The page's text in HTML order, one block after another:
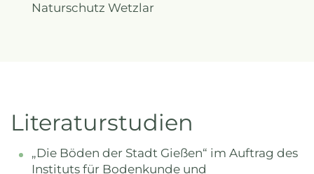
Naturschutz Wetzlar
Literaturstudien
„Die Böden der Stadt Gießen“ im Auftrag des
Instituts für Bodenkunde und